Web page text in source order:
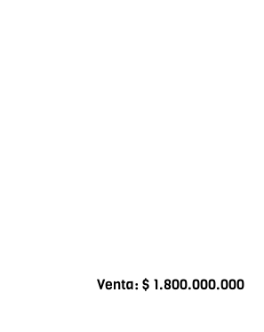
Venta: $ 1.800.000.000